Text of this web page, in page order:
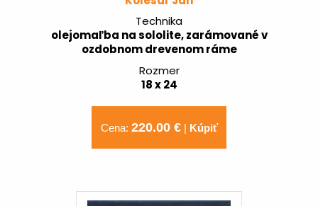
Technika
olejomaľba na sololite, zarámované v
ozdobnom drevenom ráme
Rozmer
18 x 24
Cena: 220.00 €| Kúpiť